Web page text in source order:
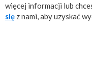
więcej informacji lub
się z nami, aby uzyskać